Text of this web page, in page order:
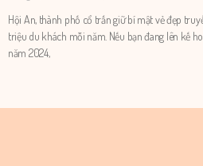
Hội An, thành phố cổ trấn giữ bí mật vẻ đẹp
triệu du khách mỗi năm. Nếu bạn đang lên kế
năm 2024,